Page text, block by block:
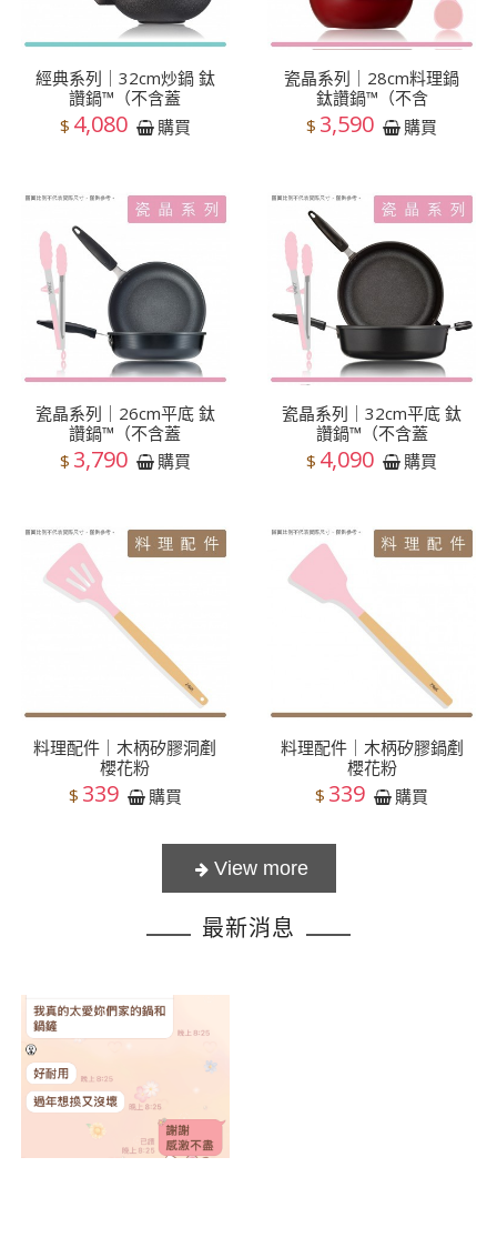
經典系列｜32cm炒鍋 鈦
讚鍋™（不含蓋
$ 4,080 購買
瓷晶系列｜28cm料理鍋
鈦讚鍋™（不含
$ 3,590 購買
瓷晶系列｜26cm平底 鈦
讚鍋™（不含蓋
$ 3,790 購買
瓷晶系列｜32cm平底 鈦
讚鍋™（不含蓋
$ 4,090 購買
料理配件｜木柄矽膠洞剷
櫻花粉
$ 339 購買
料理配件｜木柄矽膠鍋剷
櫻花粉
$ 339 購買
最新消息